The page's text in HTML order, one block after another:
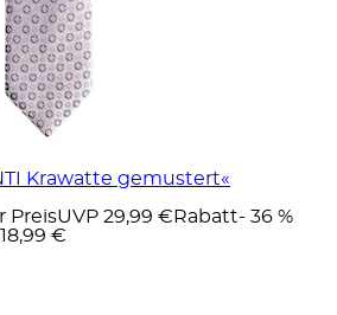
Krawatte gemustert«
PreisUVP 29,99 € Rabatt- 36 %
18,99 €